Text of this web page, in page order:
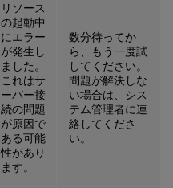
リソース
の起動中
にエラー
が発生し
ました。
これはサ
ーバー接
続の問題
が原因で
ある可能
性があり
ます。
数分待ってか
ら、もう一度試
してください。
問題が解決しな
い場合は、シス
テム管理者に連
絡してくださ
い。